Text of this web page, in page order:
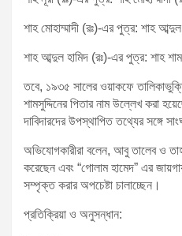
শাহ মোহাম্মাদী (রঃ)-এর পুত্র: শাহ আব্দুল
শাহ আব্দুল হামিদ (রঃ)-এর পুত্র: শাহ
তবে, ১৯৩৫ সালের ওয়াকফে
শামসুদ্দিনের পিতার নাম উল্লেখ করা
দাবিদারদের উপস্থাপিত তথ্যের সঙ্গে
অভিযোগকারীরা বলেন, আবু তালেব ও
করেছেন এবং “গোলাম হামেদ” এর
সম্পৃক্ত করার অপচেষ্টা চালাচ্ছেন।
প্রতিক্রিয়া ও অনুসন্ধান: